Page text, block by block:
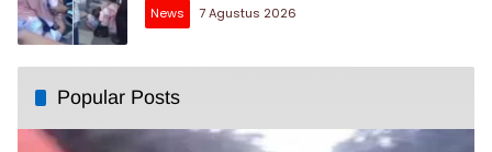
News
7 Agustus 2026
Popular Posts